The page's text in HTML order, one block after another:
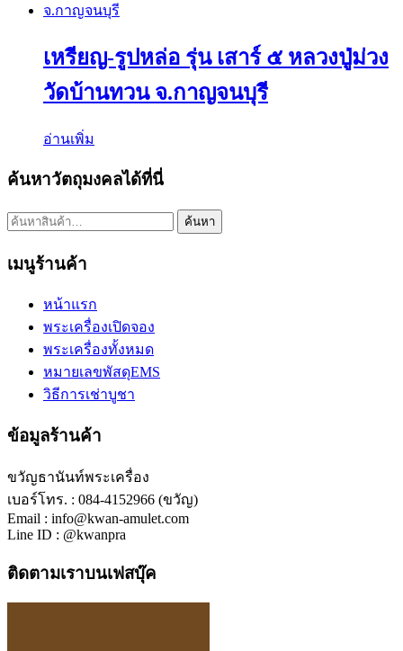
เหรียญ-รูปหล่อ รุ่น เสาร์ ๕ หลวงปู่ม่วง
วัดบ้านทวน จ.กาญจนบุรี
อ่านเพิ่ม
ค้นหาวัตถุมงคลได้ที่นี่
ค้นหา: ค้นหา
เมนูร้านค้า
หน้าแรก
พระเครื่องเปิดจอง
พระเครื่องทั้งหมด
หมายเลขพัสดุEMS
วิธีการเช่าบูชา
ข้อมูลร้านค้า
ขวัญธานันท์พระเครื่อง
เบอร์โทร. : 084-4152966 (ขวัญ)
Email : info@kwan-amulet.com
Line ID : @kwanpra
ติดตามเราบนเฟสบุ๊ค